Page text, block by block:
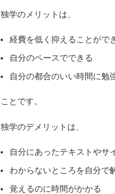
独学のメリットは、
経費を低く抑えることがで
自分のペースでできる
自分の都合のいい時間に勉
ことです。
独学のデメリットは、
自分にあったテキストやサ
わからないところを自分で
覚えるのに時間がかかる